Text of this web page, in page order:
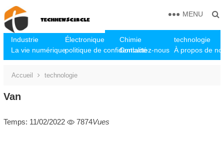
Industrie Électronique Chimie
technologie
La vie numériquepolitique de confidentialité
Contactez-nous À propos de
MENU
Accueil technologie
Van
Temps: 11/02/2022 7874Vues